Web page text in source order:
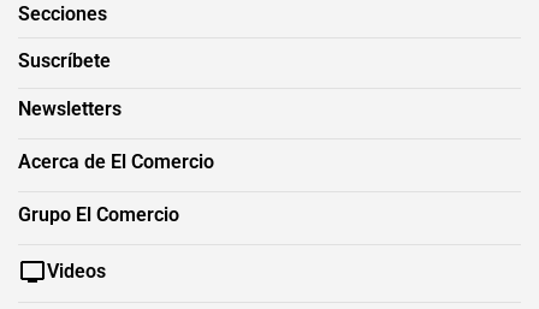
Secciones
Suscríbete
Newsletters
Acerca de El Comercio
Grupo El Comercio
Videos